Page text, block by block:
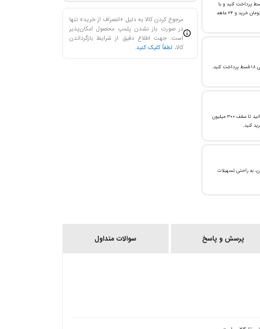
میلیون تومان خرید و طی ۴ قسط پرداخت کنید و با
اعتبار بانکی اسنپ‌پی تا ۱۰۰ میلیون تومان خرید و ۲۴ ماهه
با خرید چکی از «انتخاب من»، می‌توانید تا سقف ۳۰۰ میلیون
کنید.
۱۰۰ میلیون تومان، به راحتی تسهیلات
مرجوع کردن کالا به دلیل «انصراف از خرید» تنها
در صورت باز نشدن پلمپ محصول امکان‌پذیر
است. جهت اطلاع دقیق از شرایط بازگرداندن
کالا، لطفاً کلیک کنید.
پرسش و پاسخ سوالات متداول